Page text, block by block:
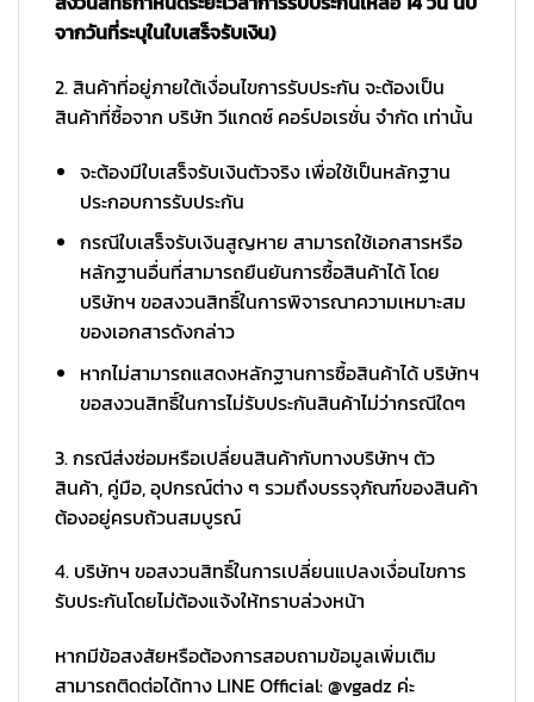
จากวันที่ระบุในใบเสร็จรับเงิน)
2. สินค้าที่อยู่ภายใต้เงื่อนไขการรับประกัน จะต้องเป็น
สินค้าที่ซื้อจาก บริษัท วีแกดซ์ คอร์ปอเรชั่น จำกัด เท่านั้น
จะต้องมีใบเสร็จรับเงินตัวจริง เพื่อใช้เป็นหลักฐาน
ประกอบการรับประกัน
กรณีใบเสร็จรับเงินสูญหาย สามารถใช้เอกสารหรือ
หลักฐานอื่นที่สามารถยืนยันการซื้อสินค้าได้ โดย
บริษัทฯ ขอสงวนสิทธิ์ในการพิจารณาความเหมาะสม
ของเอกสารดังกล่าว
หากไม่สามารถแสดงหลักฐานการซื้อสินค้าได้ บริษัทฯ
ขอสงวนสิทธิ์ในการไม่รับประกันสินค้าไม่ว่ากรณีใดๆ
3. กรณีส่งซ่อมหรือเปลี่ยนสินค้ากับทางบริษัทฯ ตัว
สินค้า, คู่มือ, อุปกรณ์ต่าง ๆ รวมถึงบรรจุภัณฑ์ของสินค้า
ต้องอยู่ครบถ้วนสมบูรณ์
4. บริษัทฯ ขอสงวนสิทธิ์ในการเปลี่ยนแปลงเงื่อนไขการ
รับประกันโดยไม่ต้องแจ้งให้ทราบล่วงหน้า
หากมีข้อสงสัยหรือต้องการสอบถามข้อมูลเพิ่มเติม
สามารถติดต่อได้ทาง LINE Official: @vgadz ค่ะ